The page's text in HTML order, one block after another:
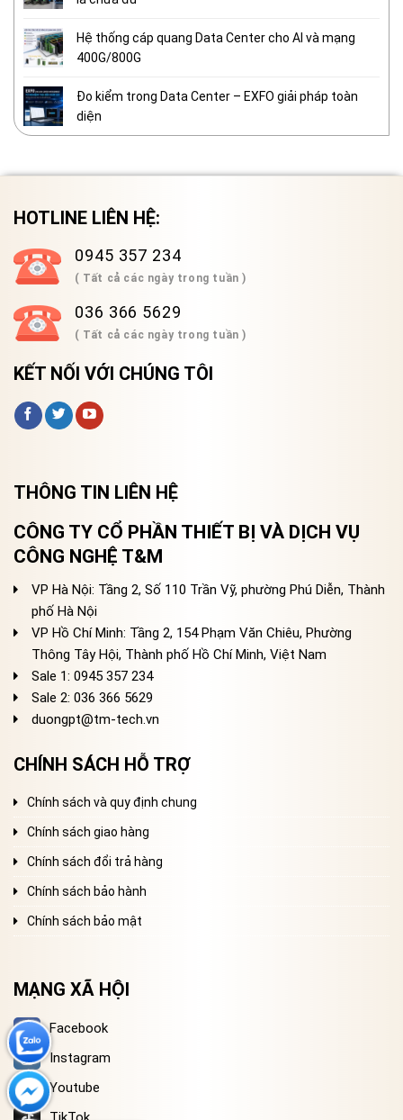
Hệ thống cáp quang Data Center cho AI và mạng
400G/800G
Đo kiểm trong Data Center – EXFO giải pháp toàn
diện
HOTLINE LIÊN HỆ:
0945 357 234
( Tất cả các ngày trong tuần )
036 366 5629
( Tất cả các ngày trong tuần )
KẾT NỐI VỚI CHÚNG TÔI
THÔNG TIN LIÊN HỆ
CÔNG TY CỔ PHẦN THIẾT BỊ VÀ DỊCH VỤ
CÔNG NGHỆ T&M
VP Hà Nội: Tầng 2, Số 110 Trần Vỹ, phường Phú Diễn, Thành
phố Hà Nội
VP Hồ Chí Minh: Tầng 2, 154 Phạm Văn Chiêu, Phường
Thông Tây Hội, Thành phố Hồ Chí Minh, Việt Nam
Sale 1: 0945 357 234
Sale 2: 036 366 5629
duongpt@tm-tech.vn
CHÍNH SÁCH HỖ TRỢ
Chính sách và quy định chung
Chính sách giao hàng
Chính sách đổi trả hàng
Chính sách bảo hành
Chính sách bảo mật
MẠNG XÃ HỘI
Facebook
Instagram
Youtube